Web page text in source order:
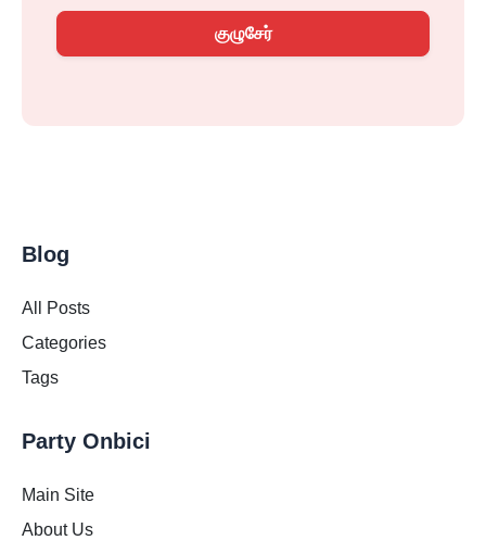
குழுசேர்
Blog
All Posts
Categories
Tags
Party Onbici
Main Site
About Us